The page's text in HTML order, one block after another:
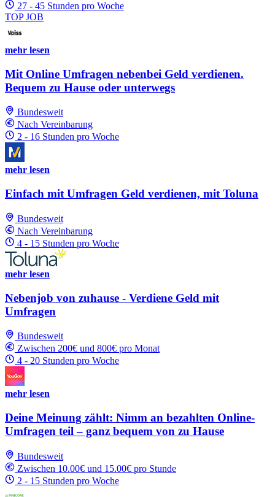
27 - 45 Stunden pro Woche
TOP JOB
mehr lesen
Mit Online Umfragen nebenbei Geld verdienen.
Bequem zu Hause oder unterwegs
Bundesweit
Nach Vereinbarung
2 - 16 Stunden pro Woche
mehr lesen
Einfach mit Umfragen Geld verdienen, mit Toluna
Bundesweit
Nach Vereinbarung
4 - 15 Stunden pro Woche
mehr lesen
Nebenjob von zuhause - Verdiene Geld mit
Umfragen
Bundesweit
Zwischen 200€ und 800€ pro Monat
4 - 20 Stunden pro Woche
mehr lesen
Deine Meinung zählt: Nimm an bezahlten Online-
Umfragen teil – ganz bequem von zu Hause
Bundesweit
Zwischen 10.00€ und 15.00€ pro Stunde
2 - 15 Stunden pro Woche